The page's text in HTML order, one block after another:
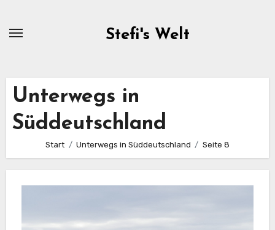
Stefi's Welt
Unterwegs in
Süddeutschland
Start Unterwegs in Süddeutschland Seite 8